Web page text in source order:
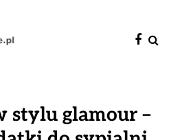
stylu glamour –